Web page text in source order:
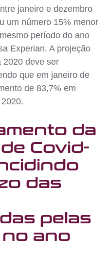
janeiro e dezembro
um número 15% menor
período do ano
Experian. A projeção
2020 deve ser
que em janeiro de
de 83,7% em
da
Covid-
das
pelas
ano